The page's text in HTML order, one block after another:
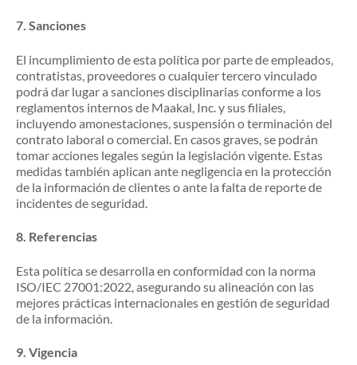
7. Sanciones
El incumplimiento de esta política por parte de empleados,
contratistas, proveedores o cualquier tercero vinculado
podrá dar lugar a sanciones disciplinarias conforme a los
reglamentos internos de Maakal, Inc. y sus filiales,
incluyendo amonestaciones, suspensión o terminación del
contrato laboral o comercial. En casos graves, se podrán
tomar acciones legales según la legislación vigente. Estas
medidas también aplican ante negligencia en la protección
de la información de clientes o ante la falta de reporte de
incidentes de seguridad.
8. Referencias
Esta política se desarrolla en conformidad con la norma
ISO/IEC 27001:2022, asegurando su alineación con las
mejores prácticas internacionales en gestión de seguridad
de la información.
9. Vigencia